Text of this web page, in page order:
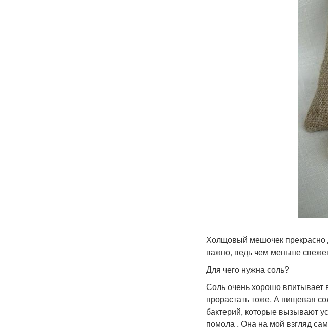
Холщовый мешочек прекрасно
важно, ведь чем меньше
Для чего нужна соль?
Соль очень хорошо впитывает
прорастать тоже. А пищевая
бактерий, которые вызывают
помола . Она на мой взгляд